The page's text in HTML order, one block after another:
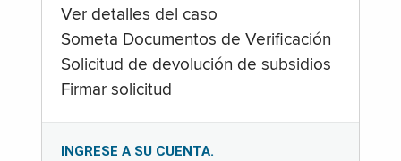
Ver detalles del caso
Someta Documentos de Verificación
Solicitud de devolución de subsidios
Firmar solicitud
INGRESE A SU CUENTA.